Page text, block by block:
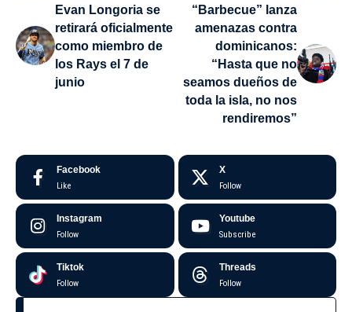
Evan Longoria se
retirará oficialmente
como miembro de
los Rays el 7 de
junio
“Barbecue” lanza
amenazas contra
dominicanos:
“Hasta que no
seamos dueños de
toda la isla, no nos
rendiremos”
Facebook
Like
X
Follow
Instagram
Follow
Youtube
Subscribe
Tiktok
Follow
Threads
Follow